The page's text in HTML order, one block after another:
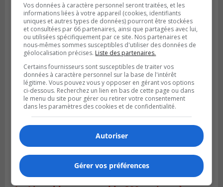
LONGUEUIL
Publié le 4 août 2026 à 08h28
Longueuil demande de reporter une
élection partielle
VIEUX-LONGUEUIL
Vos données à caractère personnel seront traitées, et les
informations liées à votre appareil (cookies, identifiants
uniques et autres types de données) pourront être stockées
et consultées par 66 partenaires, ainsi que partagées avec lui,
ou utilisées spécifiquement par ce site. Nos partenaires et
nous-mêmes sommes susceptibles d'utiliser des données de
géolocalisation précises. Liste des partenaires.
Certains fournisseurs sont susceptibles de traiter vos
données à caractère personnel sur la base de l'intérêt
légitime. Vous pouvez vous y opposer en gérant vos options
ci-dessous. Recherchez un lien en bas de cette page ou dans
le menu du site pour gérer ou retirer votre consentement
dans les paramètres des cookies et de confidentialité.
Autoriser
Gérer vos préférences